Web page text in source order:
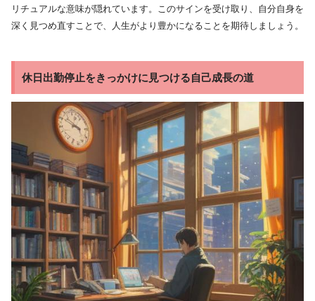
リチュアルな意味が隠れています。このサインを受け取り、自分自身を
深く見つめ直すことで、人生がより豊かになることを期待しましょう。
休日出勤停止をきっかけに見つける自己成長の道